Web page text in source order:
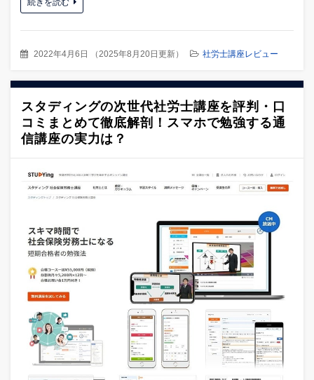
続きを読む
2022年4月6日 （2025年8月20日更新） 社労士講座レビュー
スタディングの次世代社労士講座を評判・口
コミまとめて徹底解剖！スマホで勉強する通
信講座の実力は？